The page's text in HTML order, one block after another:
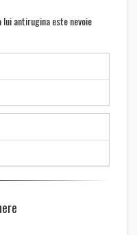
antirugina este nevoie